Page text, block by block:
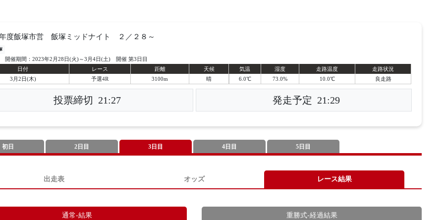
度飯塚市営 飯塚ミッドナイト ２／２８～
開催期間：2023年2月28日(火)～3月4日(土) 開催 第3日目
日付
レース 距離
天候
3月2日(木)
予選4R 3100m 晴
気温 湿度 走路温度
走路状況
6.0℃
73.0% 10.0℃ 良走路
投票締切 21:27 発走予定 21:29
初日 2日目 3日目 4日目 5日目
出走表 オッズ レース結果
通常-結果 重勝式-経過結果